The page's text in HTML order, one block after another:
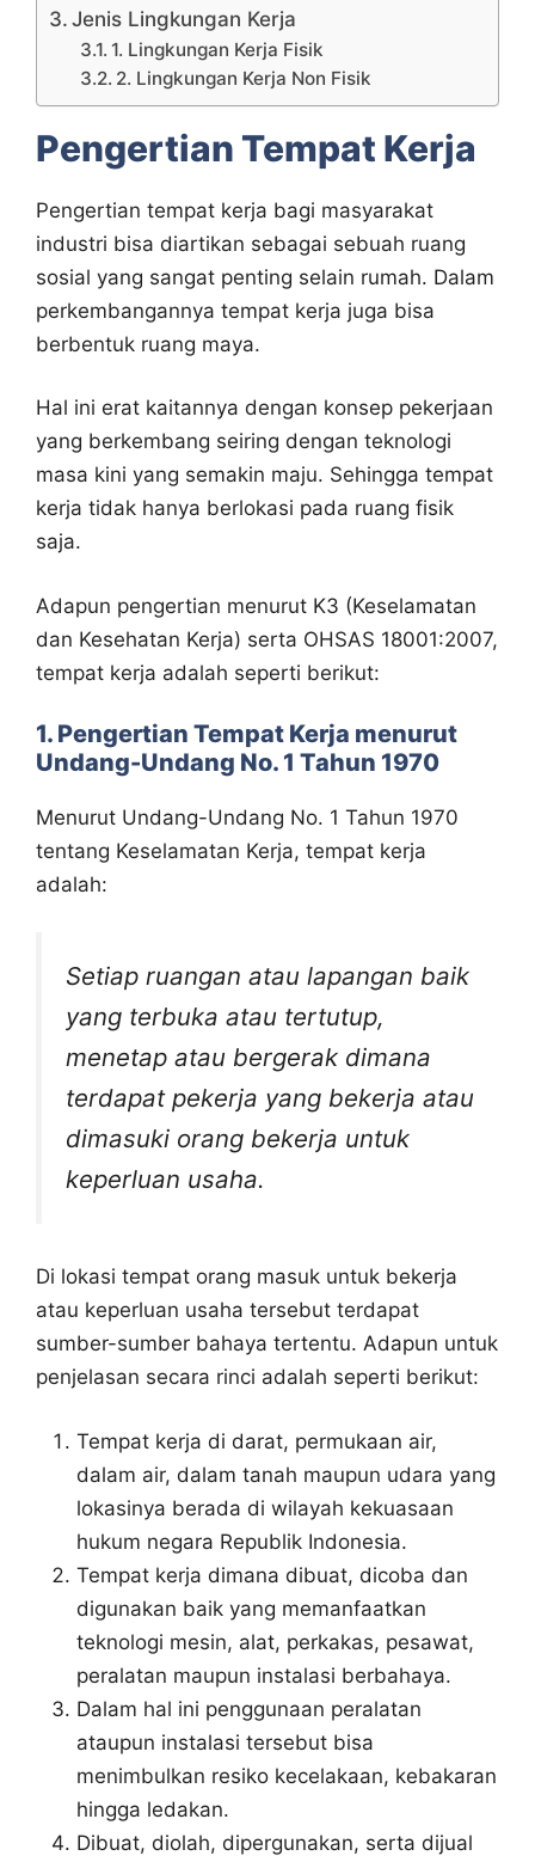
Jenis Lingkungan Kerja
1. Lingkungan Kerja Fisik
2. Lingkungan Kerja Non Fisik
Pengertian Tempat Kerja
Pengertian tempat kerja bagi masyarakat
industri bisa diartikan sebagai sebuah ruang
sosial yang sangat penting selain rumah. Dalam
perkembangannya tempat kerja juga bisa
berbentuk ruang maya.
Hal ini erat kaitannya dengan konsep pekerjaan
yang berkembang seiring dengan teknologi
masa kini yang semakin maju. Sehingga tempat
kerja tidak hanya berlokasi pada ruang fisik
saja.
Adapun pengertian menurut K3 (Keselamatan
dan Kesehatan Kerja) serta OHSAS 18001:2007,
tempat kerja adalah seperti berikut:
1. Pengertian Tempat Kerja menurut
Undang-Undang No. 1 Tahun 1970
Menurut Undang-Undang No. 1 Tahun 1970
tentang Keselamatan Kerja, tempat kerja
adalah:
Setiap ruangan atau lapangan baik
yang terbuka atau tertutup,
menetap atau bergerak dimana
terdapat pekerja yang bekerja atau
dimasuki orang bekerja untuk
keperluan usaha.
Di lokasi tempat orang masuk untuk bekerja
atau keperluan usaha tersebut terdapat
sumber-sumber bahaya tertentu. Adapun untuk
penjelasan secara rinci adalah seperti berikut:
Tempat kerja di darat, permukaan air,
dalam air, dalam tanah maupun udara yang
lokasinya berada di wilayah kekuasaan
hukum negara Republik Indonesia.
Tempat kerja dimana dibuat, dicoba dan
digunakan baik yang memanfaatkan
teknologi mesin, alat, perkakas, pesawat,
peralatan maupun instalasi berbahaya.
Dalam hal ini penggunaan peralatan
ataupun instalasi tersebut bisa
menimbulkan resiko kecelakaan, kebakaran
hingga ledakan.
Dibuat, diolah, dipergunakan, serta dijual